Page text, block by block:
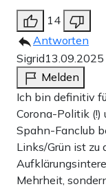
14
Antworten
Sigrid
Melden
Ich bin definitiv
Corona-Politik
Spahn-Fanclub
Links/Grün ist zu
Mehrheit,